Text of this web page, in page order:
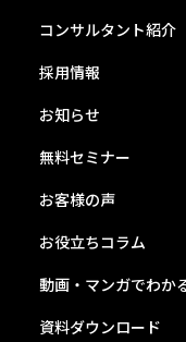
コンサルタント紹介
採用情報
お知らせ
無料セミナー
お客様の声
お役立ちコラム
動画・マンガでわか
資料ダウンロード